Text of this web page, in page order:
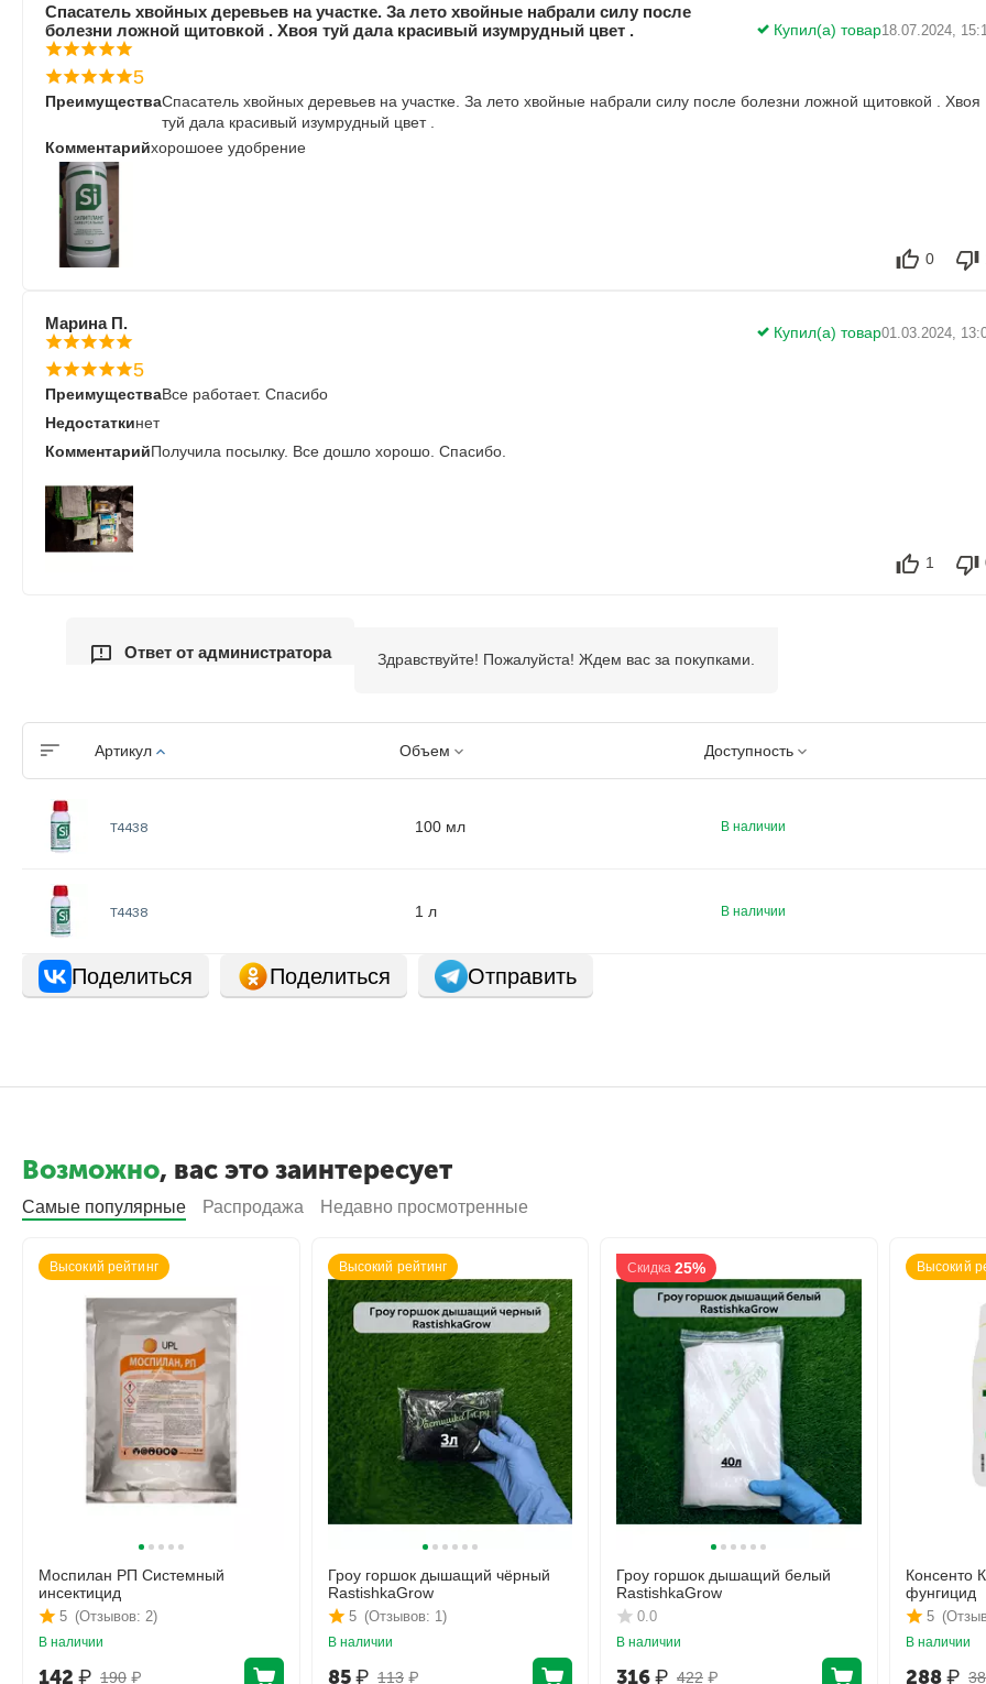
Спасатель хвойных деревьев на участке. За лето хвойные набрали силу после
болезни ложной щитовкой . Хвоя туй дала красивый изумрудный цвет .
Купил(а) товар18.07.2024,
5
ПреимуществаСпасатель хвойных деревьев на участке. За лето хвойные набрали силу после болезни ложной щитовкой . Хвоя
туй дала красивый изумрудный цвет .
Комментарийхорошоее удобрение
0
Марина П. Купил(а) товар01.03.2024,
5
ПреимуществаВсе работает. Спасибо
Недостаткинет
КомментарийПолучила посылку. Все дошло хорошо. Спасибо.
1
Ответ от администратора Здравствуйте! Пожалуйста! Ждем вас за покупками.
Артикул Объем Доступность
Т4438 100 мл В наличии
Т4438 1 л В наличии
Поделиться Поделиться Отправить
Возможно, вас это заинтересует
Самые популярные Распродажа Недавно просмотренные
Высокий рейтинг
Моспилан РП Системный
инсектицид
(Отзывов: 2)
5
В наличии
190 ₽
142 ₽
Высокий рейтинг
Гроу горшок дышащий чёрный
RastishkaGrow
(Отзывов: 1)
5
В наличии
113 ₽
85 ₽
Скидка 25%
Гроу горшок дышащий белый
RastishkaGrow
0.0
В наличии
422 ₽
316₽
Высокий
Консенто
фунгицид
5
В наличии
288₽